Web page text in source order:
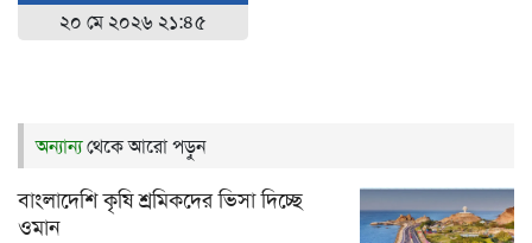
২০ মে ২০২৬ ২১:৪৫
অন্যান্যথেকে আরো পড়ুন
বাংলাদেশি কৃষি শ্রমিকদের ভিসা দিচ্ছে
ওমান